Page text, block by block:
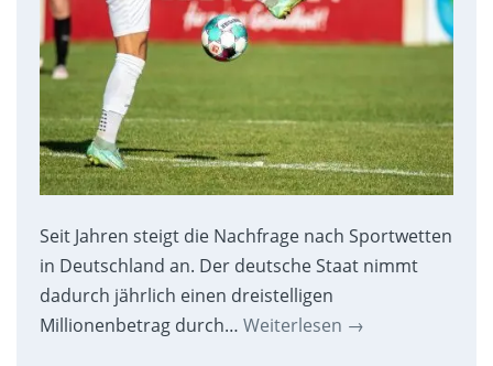
Seit Jahren steigt die Nachfrage nach Sportwetten
in Deutschland an. Der deutsche Staat nimmt
dadurch jährlich einen dreistelligen
Millionenbetrag durch… Weiterlesen →